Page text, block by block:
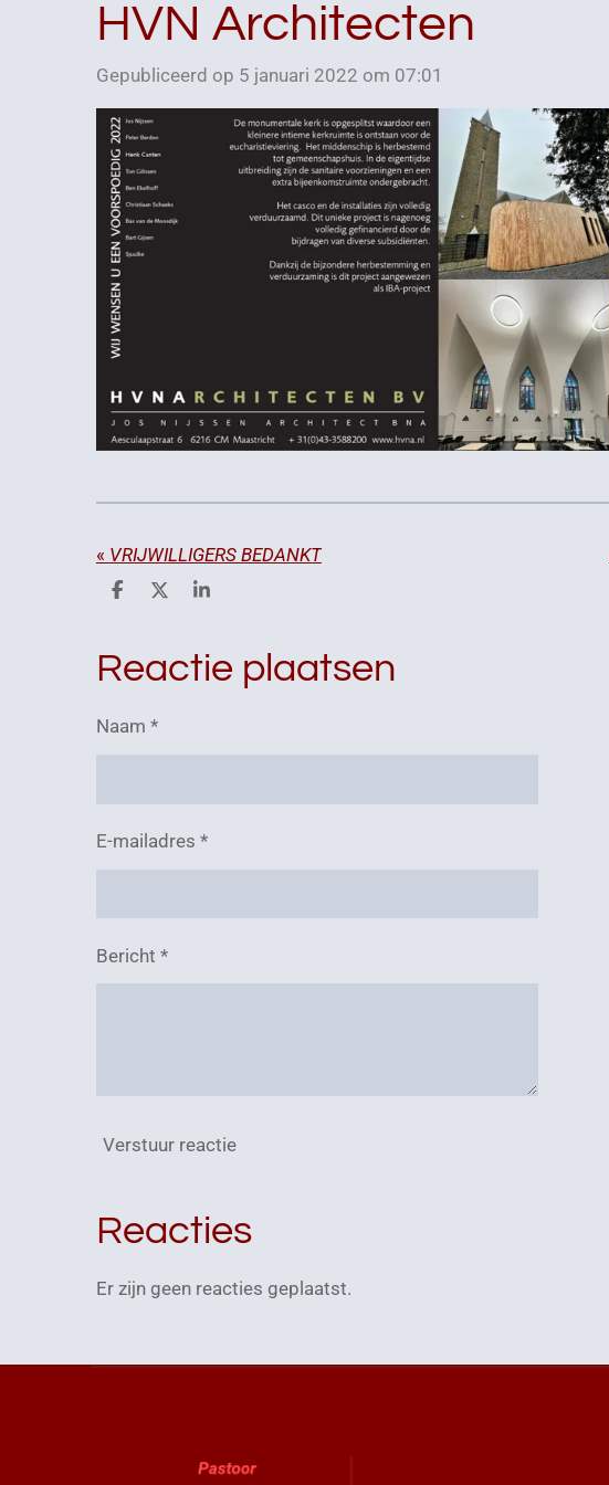
HVN Architecten
Gepubliceerd op 5 januari 2022 om 07:01
« VRIJWILLIGERS BEDANKT
D
e
n
D
S
r
Reactie plaatsen
Naam *
E-mailadres *
Bericht *
Verstuur reactie
Reacties
Er zijn geen reacties geplaatst.